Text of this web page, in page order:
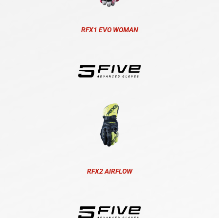
RFX1 EVO WOMAN
RFX2 AIRFLOW